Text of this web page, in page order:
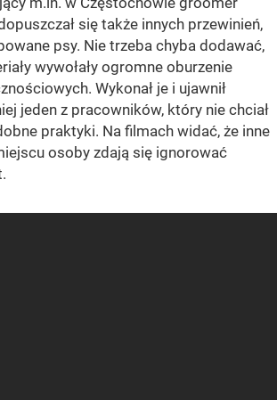
się także innych przewinień,
psy. Nie trzeba chyba dodawać,
wywołały ogromne oburzenie
Wykonał je i ujawnił
jeden z pracowników, który nie chciał
praktyki. Na filmach widać, że inne
osoby zdają się ignorować